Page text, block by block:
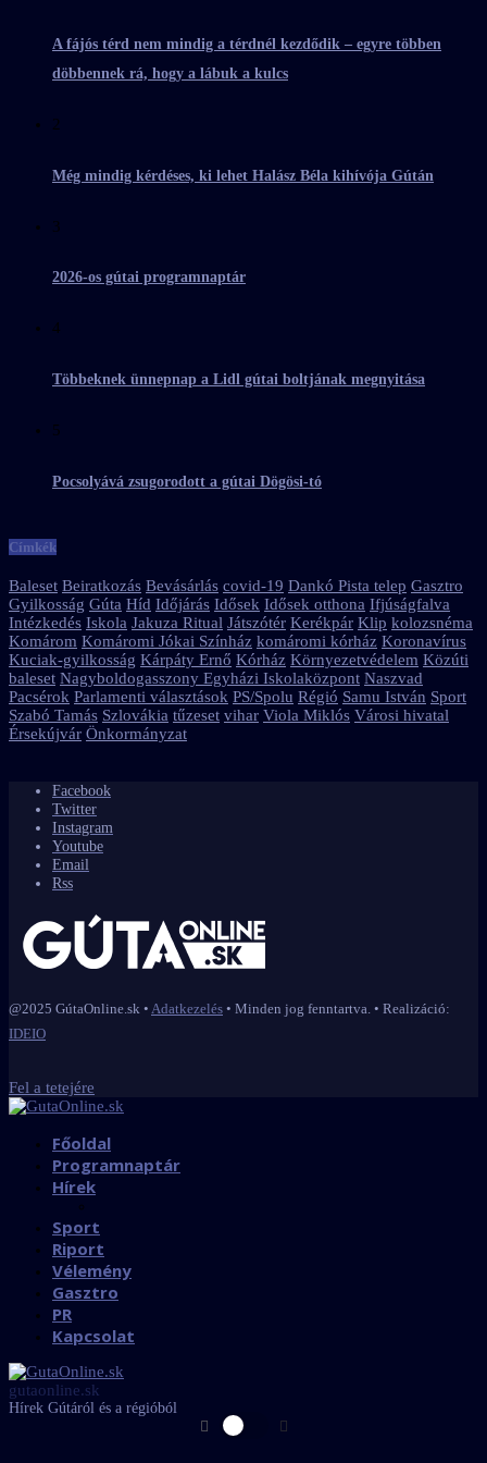
A fájós térd nem mindig a térdnél kezdődik – egyre többen
döbbennek rá, hogy a lábuk a kulcs
2
Még mindig kérdéses, ki lehet Halász Béla kihívója Gútán
3
2026-os gútai programnaptár
4
Többeknek ünnepnap a Lidl gútai boltjának megnyitása
5
Pocsolyává zsugorodott a gútai Dögösi-tó
Címkék
Baleset Beiratkozás Bevásárlás covid-19 Dankó Pista telep Gasztro
Gyilkosság Gúta Híd Időjárás Idősek Idősek otthona Ifjúságfalva
Intézkedés Iskola Jakuza Ritual Játszótér Kerékpár Klip kolozsnéma
Komárom Komáromi Jókai Színház komáromi kórház Koronavírus
Kuciak-gyilkosság Kárpáty Ernő Kórház Környezetvédelem Közúti
baleset Nagyboldogasszony Egyházi Iskolaközpont Naszvad
Pacsérok Parlamenti választások PS/Spolu Régió Samu István Sport
Szabó Tamás Szlovákia tűzeset vihar Viola Miklós Városi hivatal
Érsekújvár Önkormányzat
Facebook
Twitter
Instagram
Youtube
Email
Rss
@2025 GútaOnline.sk • Adatkezelés • Minden jog fenntartva. • Realizáció:
IDEIO
Fel a tetejére
Főoldal
Programnaptár
Hírek
Sport
Riport
Vélemény
Gasztro
PR
Kapcsolat
gutaonline.sk
Hírek Gútáról és a régióból